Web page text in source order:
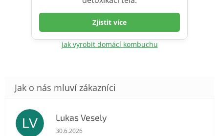
Zjistit více
jak vyrobit domácí kombuchu
LV Lukas Vesely
Hodnocení obchodu je 5 z 5 hvězdiček.
30.6.2026